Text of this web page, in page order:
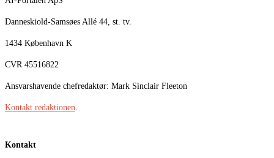
Danneskiold-Samsøes Allé 44, st. tv.
1434 København K
CVR 45516822
Ansvarshavende chefredaktør: Mark Sinclair Fleeton
Kontakt redaktionen
Kontakt